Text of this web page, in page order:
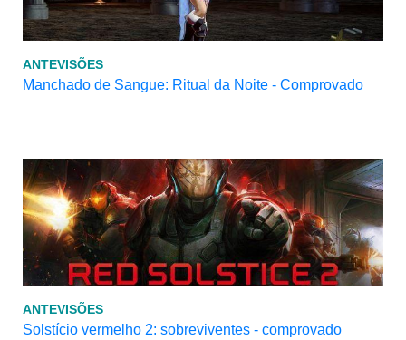
ANTEVISÕES
Manchado de Sangue: Ritual da Noite - Comprovado
ANTEVISÕES
Solstício vermelho 2: sobreviventes - comprovado